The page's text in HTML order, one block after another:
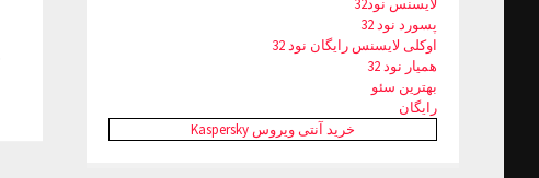
لایسنس نود32
پسورد نود 32
اوکلی لایسنس رایگان نود 32
همیار نود 32
بهترین سئو
رایگان
خرید آنتی ویروس Kaspersky